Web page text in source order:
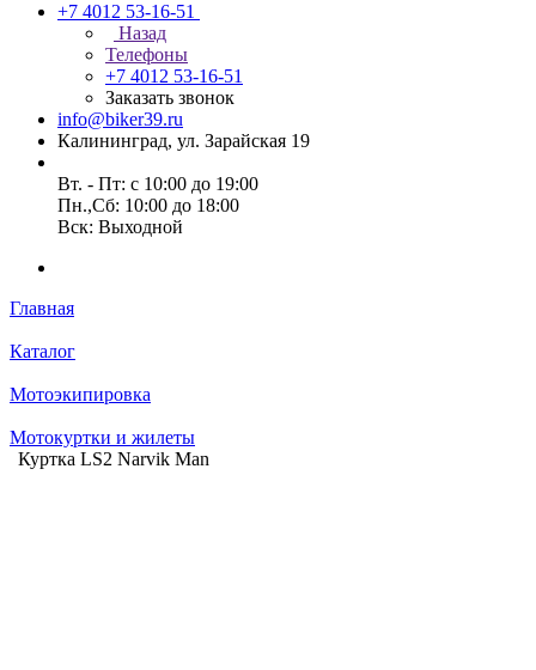
+7 4012 53-16-51
Назад
Телефоны
+7 4012 53-16-51
Заказать звонок
info@biker39.ru
Калининград, ул. Зарайская 19
Вт. - Пт: с 10:00 до 19:00
Пн.,Сб: 10:00 до 18:00
Вск: Выходной
Главная
Каталог
Мотоэкипировка
Мотокуртки и жилеты
Куртка LS2 Narvik Man